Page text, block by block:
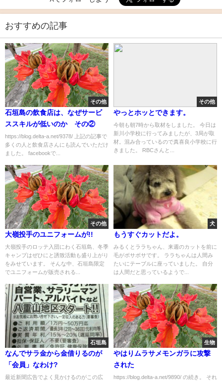
おすすめの記事
その他
石垣島の飲食店は、なぜサービ
ススキルが低いのか その②
https://blog.delta-a.net/9378/ 上記の記事で
多くの人と飲食店さんにも読んでいただけ
ました。 facebookで...
その他
やっとホッとできます。
今朝も朝7時から取材をしました。 今日は
新川小学校に行ってみましたが、3局が取
材。混み合っているので真喜良小学校に行
きました。 RBCさんと...
その他
大嶺投手のユニフォームが!!
大嶺投手のロッテ入団にわく石垣島、冬季
キャンプはぜひにと誘致活動も盛り上がり
をみせています。 そんな中、石垣島限定
でユニフォームが販売される...
犬
もうすぐカットだよ。
みるくとララちゃん、来週のカットを前に
毛がボサボサです。 ララちゃんは人間み
たいにテーブルに座っていました。 自分
は人間だと思っているようで...
石垣島
なんでサラ金から金借りるのが
「会員」なわけ?
最近新聞広告でよく見かけるのがこの広
生物
やはりムラサメモンガラに攻撃
された
https://blog.delta-a.net/9890/ の続き。 それ